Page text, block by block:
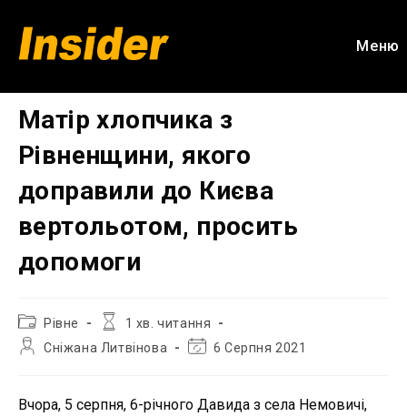
вмісту
Меню
Матір хлопчика з
Рівненщини, якого
доправили до Києва
вертольотом, просить
допомоги
Категорія
запису:
Рівне
Час
1 хв. читання
АвторСніжана Литвінова
Остання6 Серпня 2021
Вчора, 5 серпня, 6-річного Давида з села Немовичі,